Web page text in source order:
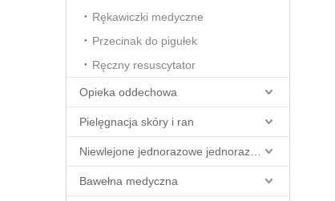
Rękawiczki medyczne
Przecinak do pigułek
Ręczny resuscytator
Opieka oddechowa
Pielęgnacja skóry i ran
Bawełna medyczna